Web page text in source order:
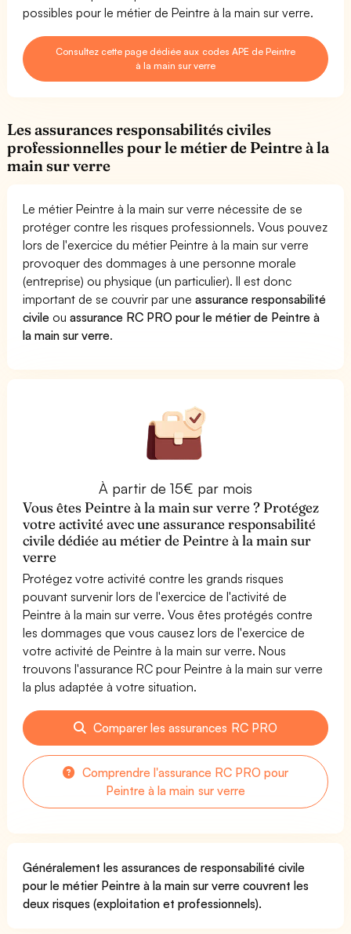
possibles pour le métier de Peintre à la main sur verre.
Consultez cette page dédiée aux codes APE de Peintre
à la main sur verre
Les assurances responsabilités civiles
professionnelles pour le métier de Peintre à la
main sur verre
Le métier Peintre à la main sur verre nécessite de se
protéger contre les risques professionnels. Vous pouvez
lors de l'exercice du métier Peintre à la main sur verre
provoquer des dommages à une personne morale
(entreprise) ou physique (un particulier). Il est donc
important de se couvrir par uneassurance responsabilité
civile ouassurance RC PRO pour le métier de Peintre à
la main sur verre.
À partir de 15€ par mois
Vous êtes Peintre à la main sur verre ? Protégez
votre activité avec une assurance responsabilité
civile dédiée au métier de Peintre à la main sur
verre
Protégez votre activité contre les grands risques
pouvant survenir lors de l'exercice de l'activité de
Peintre à la main sur verre. Vous êtes protégés contre
les dommages que vous causez lors de l'exercice de
votre activité de Peintre à la main sur verre. Nous
trouvons l'assurance RC pour Peintre à la main sur verre
la plus adaptée à votre situation.
Comparer les assurances RC PRO
Comprendre l'assurance RC PRO pour
Peintre à la main sur verre
Généralement les assurances de responsabilité civile
pour le métier Peintre à la main sur verre couvrent les
deux risques (exploitation et professionnels).